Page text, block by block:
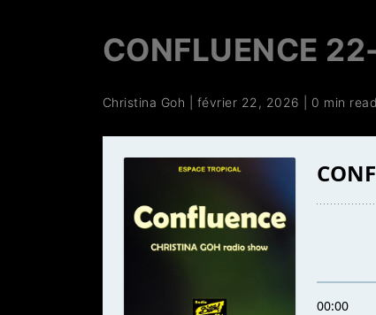
CONFLUENCE
Christina Goh février 22, 2026 0 min read